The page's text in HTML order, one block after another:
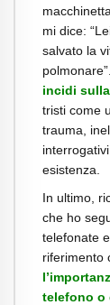
mi dice:
salvato la
polmonare”.
incidi
tristi come
trauma,
esistenza.
In ultimo,
che ho
telefonate
riferimento
telefono o